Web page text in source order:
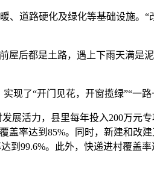
、道路硬化及绿化等基础设施。
后都是土路，遇上下雨天满是
现了“开门见花，开窗揽绿”“一路
展活力，县里每年投入200万元
率达到85%。同时，新建和改
到99.6%。此外，快递进村覆盖